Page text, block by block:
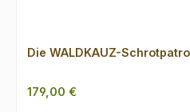
Die WALDKAUZ-
Regulärer Preis:
179,00 €